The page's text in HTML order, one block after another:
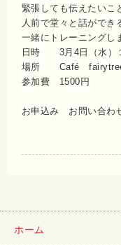
緊張しても伝えたいこ
人前で堂々と話ができ
一緒にトレーニングし
日時 3月 4日（水）
場所 Café fairytree(
参加費 1500円
お申込み お問い合わ
ホーム